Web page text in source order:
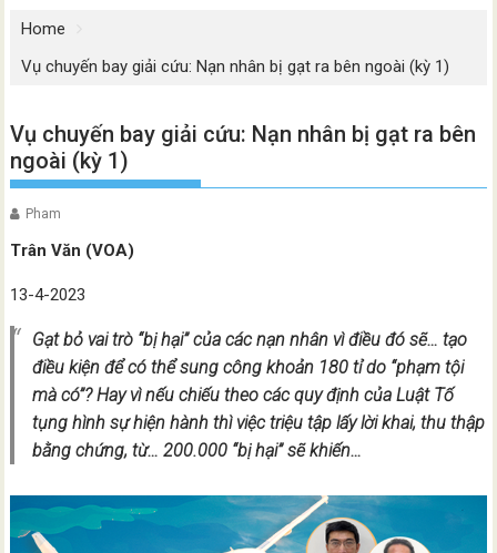
Home
Vụ chuyến bay giải cứu: Nạn nhân bị gạt ra bên ngoài (kỳ 1)
Vụ chuyến bay giải cứu: Nạn nhân bị gạt ra bên
ngoài (kỳ 1)
Pham
Trân Văn (VOA)
13-4-2023
Gạt bỏ vai trò “bị hại” của các nạn nhân vì điều đó sẽ… tạo
điều kiện để có thể sung công khoản 180 tỉ do “phạm tội
mà có”? Hay vì nếu chiếu theo các quy định của Luật Tố
tụng hình sự hiện hành thì việc triệu tập lấy lời khai, thu thập
bằng chứng, từ… 200.000 “bị hại” sẽ khiến…